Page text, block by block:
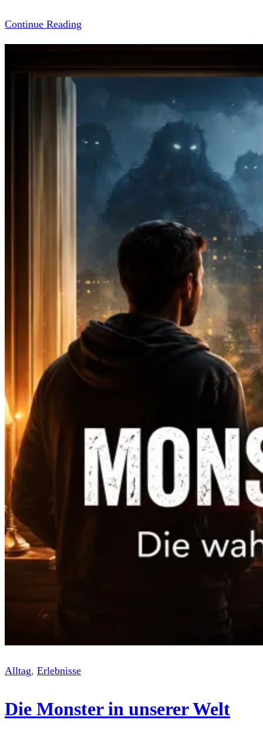
Continue Reading
Alltag, Erlebnisse
Die Monster in unserer Welt